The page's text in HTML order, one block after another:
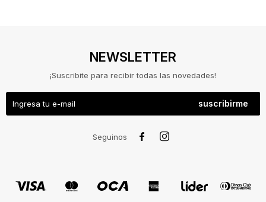
NEWSLETTER
¡Suscribite para recibir todas las novedades!
suscribirme
Seguinos  
NOSOTROS
Y